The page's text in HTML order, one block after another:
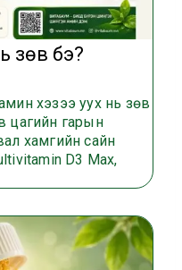
зөв бэ?
хэзээ уух нь зөв
цагийн гарын
хамгийн сайн
D3 Max,